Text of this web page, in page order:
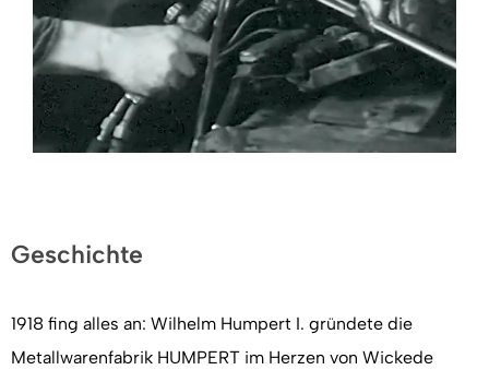
Geschichte
1918 fing alles an: Wilhelm Humpert I. gründete die
Metallwarenfabrik HUMPERT im Herzen von Wickede